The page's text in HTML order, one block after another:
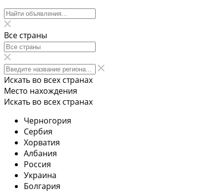
Все страны
Искать во всех странах
Место нахождения
Искать во всех странах
Черногория
Сербия
Хорватия
Албания
Россия
Украина
Болгария